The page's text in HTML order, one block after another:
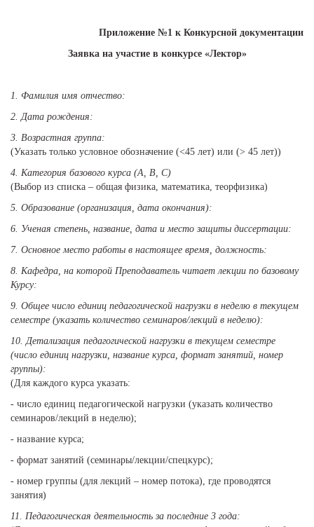
Приложение №1 к Конкурсной документации
Заявка на участие в конкурсе «Лектор»
1. Фамилия имя отчество:
2. Дата рождения:
3. Возрастная группа:
(Указать только условное обозначение (<45 лет) или (> 45 лет))
4. Категория базового курса (A, B, C)
(Выбор из списка – общая физика, математика, теорфизика)
5. Образование (организация, дата окончания):
6. Ученая степень, название, дата и место защиты диссертации:
7. Основное место работы в настоящее время, должность:
8. Кафедра, на которой Преподаватель читает лекции по базовому
Курсу:
9. Общее число единиц педагогической нагрузки в неделю в текущем
семестре (указать количество семинаров/лекций в неделю):
10. Детализация педагогической нагрузки в текущем семестре
(число единиц нагрузки, название курса, формат занятий, номер
группы):
(Для каждого курса указать:
- число единиц педагогической нагрузки (указать количество
семинаров/лекций в неделю);
- название курса;
- формат занятий (семинары/лекции/спецкурс);
- номер группы (для лекций – номер потока), где проводятся
занятия)
11. Педагогическая деятельность за последние 3 года: